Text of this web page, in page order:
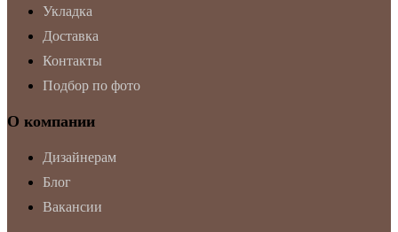
Укладка
Доставка
Контакты
Подбор по фото
О компании
Дизайнерам
Блог
Вакансии